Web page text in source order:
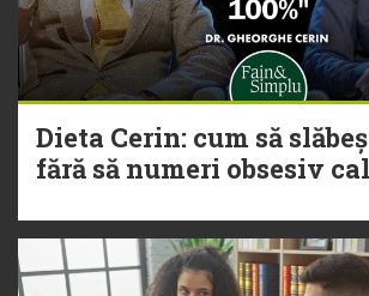
Dieta Cerin: cum să
fără să numeri obsesiv